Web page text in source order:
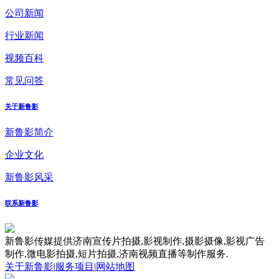
公司新闻
行业新闻
视频百科
常见问答
关于新鲁影
新鲁影简介
企业文化
新鲁影风采
联系新鲁影
新鲁影传媒提供济南宣传片拍摄,影视制作,摄影摄像,影视广告
制作,微电影拍摄,短片拍摄,济南视频直播等制作服务.
关于新鲁影|服务项目 |网站地图